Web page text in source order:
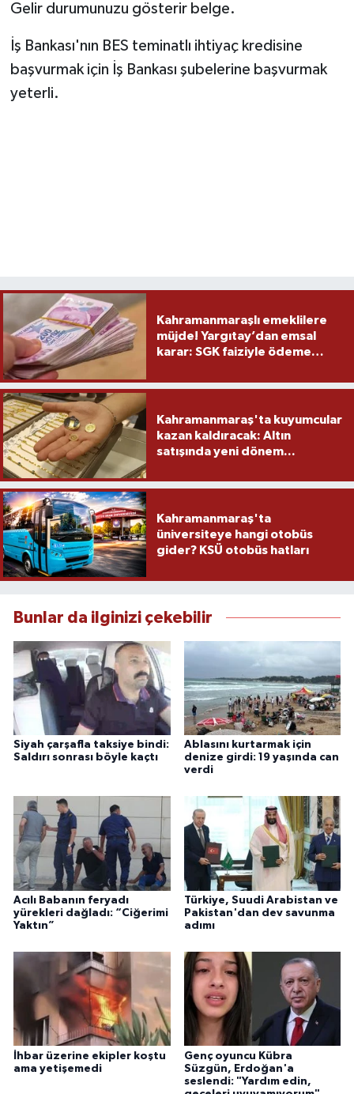
Gelir durumunuzu gösterir belge.
İş Bankası'nın BES teminatlı ihtiyaç kredisine
başvurmak için İş Bankası şubelerine başvurmak
yeterli.
Kahramanmaraşlı emeklilere
müjde! Yargıtay’dan emsal
karar: SGK faiziyle ödeme
Kahramanmaraş'ta kuyumcular
kazan kaldıracak: Altın
satışında yeni dönem...
Kahramanmaraş'ta
üniversiteye hangi otobüs
gider? KSÜ otobüs hatları
Bunlar da ilginizi çekebilir
Siyah çarşafla taksiye bindi:
Saldırı sonrası böyle kaçtı
Ablasını kurtarmak için
denize girdi: 19 yaşında can
verdi
Acılı Babanın feryadı
yürekleri dağladı: “Ciğerimi
Yaktın”
Türkiye, Suudi Arabistan ve
Pakistan'dan dev savunma
adımı
İhbar üzerine ekipler koştu
ama yetişemedi
Genç oyuncu Kübra
Süzgün, Erdoğan'a
seslendi: "Yardım edin,